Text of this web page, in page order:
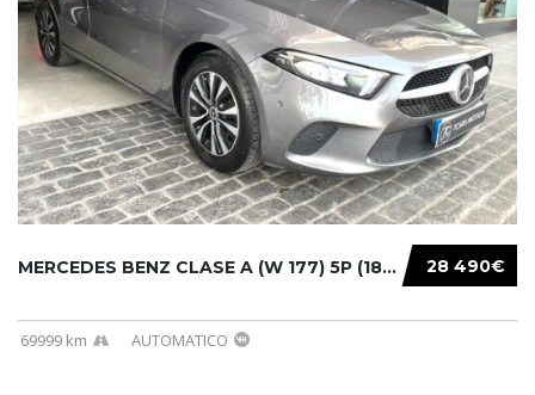
28 490€
MERCEDES BENZ CLASE A (W 177) 5P (18-) 2020....
69999 km AUTOMATICO